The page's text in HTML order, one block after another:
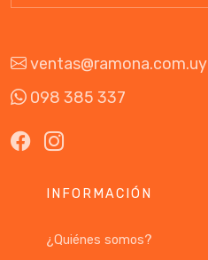
ventas@ramona.com.uy
098 385 337
INFORMACIÓN
¿Quiénes somos?